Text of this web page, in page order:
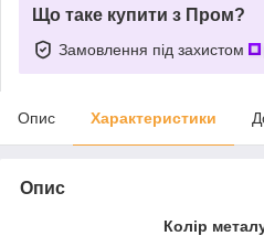
Що таке купити з Пром?
Замовлення під захистом
Опис Характеристики
Опис
Колір